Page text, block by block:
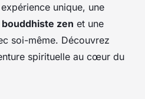
unique, une
zen et une
soi-même. Découvrez
spirituelle au cœur du